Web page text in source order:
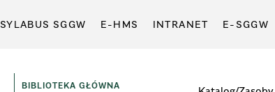
SYLABUS SGGW E-HMS INTRANET E-SGGW
BIBLIOTEKA GŁÓWNA